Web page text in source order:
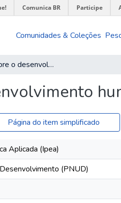
Comunica BR Participe
Comunidades & Coleções
Relatório sobre o desenvolvimento humano no Brasil 1996
Página do item simplificado
Aplicada (Ipea)
(PNUD)